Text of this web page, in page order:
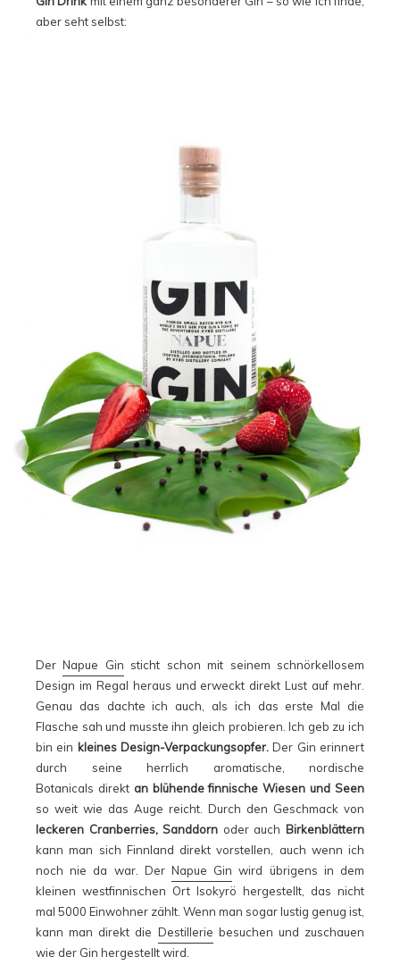
aber seht selbst:
DerNapue Gin sticht schon mit seinem schnörkellosem
Design im Regal heraus und erweckt direkt Lust auf mehr.
Genau das dachte ich auch, als ich das erste Mal die
Flasche sah und musste ihn gleich probieren. Ich geb zu ich
bin ein kleines Design-Verpackungsopfer. Der Gin erinnert
durch seine herrlich aromatische, nordische
Botanicals direkt an blühende finnische Wiesen und Seen
so weit wie das Auge reicht. Durch den Geschmack von
leckeren Cranberries, Sanddorn oder auch Birkenblättern
kann man sich Finnland direkt vorstellen, auch wenn ich
noch nie da war. Der Napue Gin wird übrigens in dem
kleinen westfinnischen Ort Isokyrö hergestellt, das nicht
mal 5000 Einwohner zählt. Wenn man sogar lustig genug ist,
kann man direkt die Destillerie besuchen und zuschauen
wie der Gin hergestellt wird.